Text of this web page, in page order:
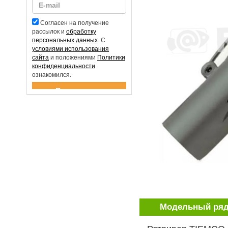
Модельный
Согласен на получение
рассылок и обработку
персональных данных. С
условиями использования
сайта и положениями Политики
конфиденциальности
ознакомился.